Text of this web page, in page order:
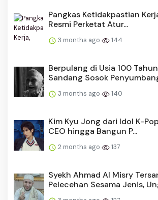
Pangkas Ketidakpastian
Resmi Perketat Atur...
3 months ago 144
Berpulang di Usia 100
Sandang Sosok
3 months ago 140
Kim Kyu Jong dari Idol K-
CEO hingga Bangun P...
2 months ago 137
Syekh Ahmad Al Misry
Pelecehan Sesama Jenis,